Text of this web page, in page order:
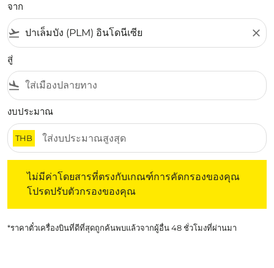
จาก
flight_takeoff close
สู่
flight_land
งบประมาณ
THB
ไม่มีค่าโดยสารที่ตรงกับเกณฑ์การคัดกรองของคุณ
โปรดปรับตัวกรองของคุณ
*ราคาตั๋วเครื่องบินที่ดีที่สุดถูกค้นพบแล้วจากผู้อื่น 48 ชั่วโมงที่ผ่านมา